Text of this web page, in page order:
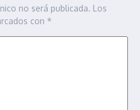
no será publicada. Los
con *